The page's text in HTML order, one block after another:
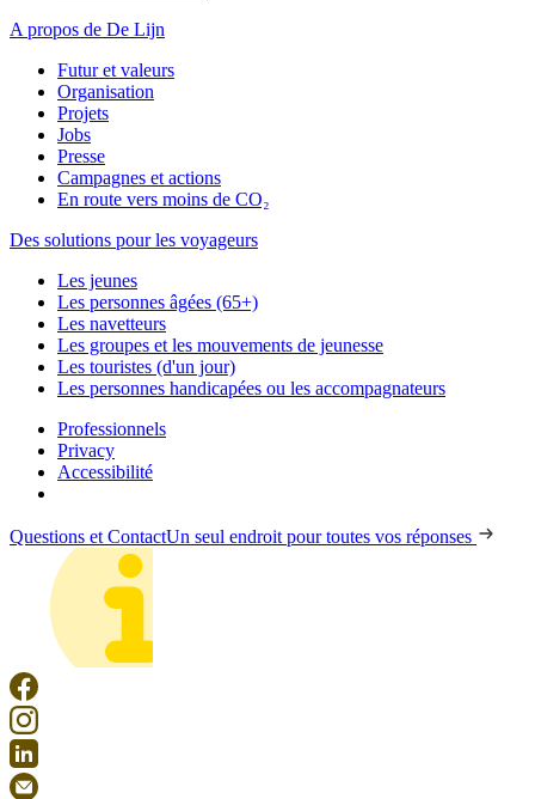
A propos de De Lijn
Futur et valeurs
Organisation
Projets
Jobs
Presse
Campagnes et actions
En route vers moins de CO₂
Des solutions pour les voyageurs
Les jeunes
Les personnes âgées (65+)
Les navetteurs
Les groupes et les mouvements de jeunesse
Les touristes (d'un jour)
Les personnes handicapées ou les accompagnateurs
Professionnels
Privacy
Accessibilité
Questions et ContactUn seul endroit pour toutes vos réponses